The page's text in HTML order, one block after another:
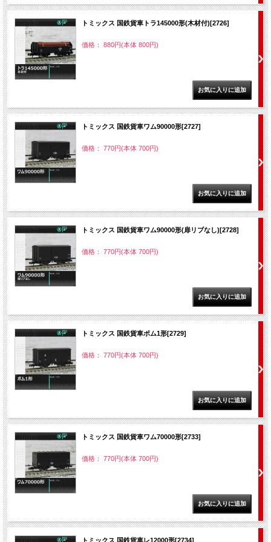
トミックス 国鉄貨車トラ145000形(木材付)[2726]
価格： 880円(本体 800円)
トミックス 国鉄貨車ワム90000形[2727]
価格： 770円(本体 700円)
トミックス 国鉄貨車ワム90000形(扉リブなし)[2728]
価格： 770円(本体 700円)
トミックス 国鉄貨車ポム1形[2729]
価格： 770円(本体 700円)
トミックス 国鉄貨車ワム70000形[2733]
価格： 770円(本体 700円)
トミックス 国鉄貨車レ12000形[2734]